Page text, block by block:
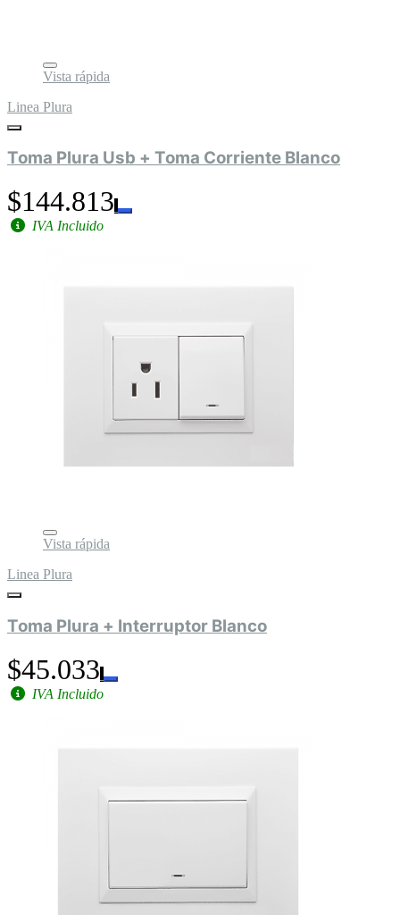
Vista rápida
Linea Plura
Toma Plura Usb + Toma Corriente Blanco
$144.813
IVA Incluido
Vista rápida
Linea Plura
Toma Plura + Interruptor Blanco
$45.033
IVA Incluido